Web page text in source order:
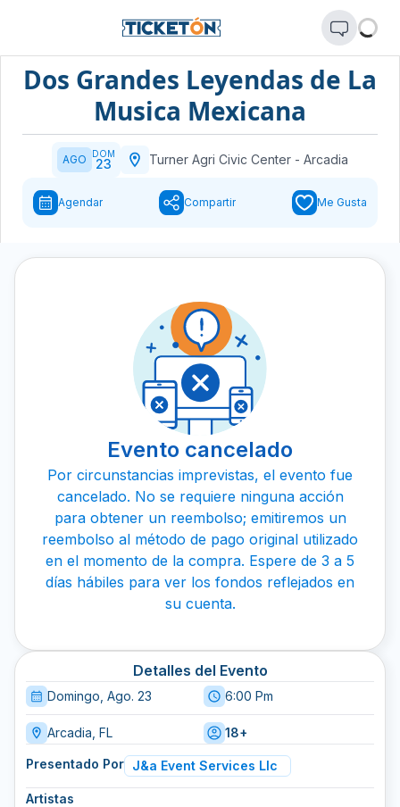
Dos Grandes Leyendas de La
Musica Mexicana
AGO DOM
23 Turner Agri Civic Center - Arcadia
Agendar Compartir Me Gusta
Evento cancelado
Por circunstancias imprevistas, el evento fue
cancelado. No se requiere ninguna acción
para obtener un reembolso; emitiremos un
reembolso al método de pago original utilizado
en el momento de la compra. Espere de 3 a 5
días hábiles para ver los fondos reflejados en
su cuenta.
Detalles del Evento
Domingo, Ago. 23 6:00 Pm
Arcadia, FL 18+
Presentado Por J&a Event Services Llc
Artistas